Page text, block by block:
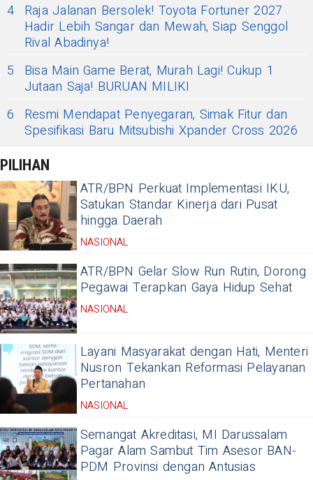
4 Raja Jalanan Bersolek! Toyota Fortuner 2027
Hadir Lebih Sangar dan Mewah, Siap Senggol
Rival Abadinya!
5
Bisa Main Game Berat, Murah Lagi! Cukup 1
Jutaan Saja! BURUAN MILIKI
6
Resmi Mendapat Penyegaran, Simak Fitur dan
Spesifikasi Baru Mitsubishi Xpander Cross 2026
PILIHAN
ATR/BPN Perkuat Implementasi IKU,
Satukan Standar Kinerja dari Pusat
hingga Daerah
NASIONAL
ATR/BPN Gelar Slow Run Rutin, Dorong
Pegawai Terapkan Gaya Hidup Sehat
NASIONAL
Layani Masyarakat dengan Hati, Menteri
Nusron Tekankan Reformasi Pelayanan
Pertanahan
NASIONAL
Semangat Akreditasi, MI Darussalam
Pagar Alam Sambut Tim Asesor BAN-
PDM Provinsi dengan Antusias